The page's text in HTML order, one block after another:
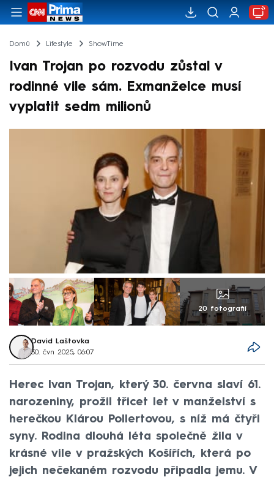
Domů Lifestyle ShowTime
Ivan Trojan po rozvodu zůstal v
rodinné vile sám. Exmanželce musí
vyplatit sedm milionů
20 fotografií
David Laštovka
30. čvn 2025, 06:07
Herec Ivan Trojan, který 30. června slaví 61.
narozeniny, prožil třicet let v manželství s
herečkou Klárou Pollertovou, s níž má čtyři
syny. Rodina dlouhá léta společně žila v
krásné vile v pražských Košířích, která po
jejich nečekaném rozvodu připadla jemu. V